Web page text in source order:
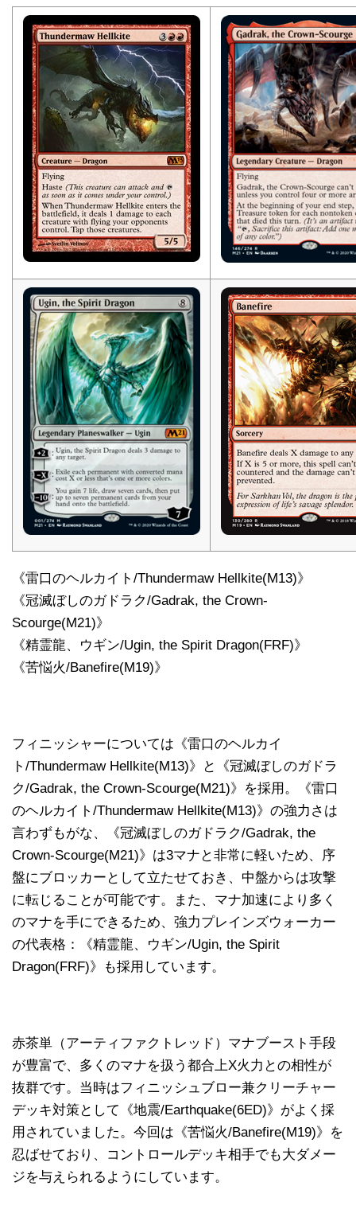
《雷口のヘルカイト/Thundermaw Hellkite(M13)》
《冠滅ぼしのガドラク/Gadrak, the Crown-
Scourge(M21)》
《精霊龍、ウギン/Ugin, the Spirit Dragon(FRF)》
《苦悩火/Banefire(M19)》
フィニッシャーについては《雷口のヘルカイ
ト/Thundermaw Hellkite(M13)》と《冠滅ぼしのガドラ
ク/Gadrak, the Crown-Scourge(M21)》を採用。《雷口
のヘルカイト/Thundermaw Hellkite(M13)》の強力さは
言わずもがな、《冠滅ぼしのガドラク/Gadrak, the
Crown-Scourge(M21)》は3マナと非常に軽いため、序
盤にブロッカーとして立たせておき、中盤からは攻撃
に転じることが可能です。また、マナ加速により多く
のマナを手にできるため、強力プレインズウォーカー
の代表格：《精霊龍、ウギン/Ugin, the Spirit
Dragon(FRF)》も採用しています。
赤茶単（アーティファクトレッド）マナブースト手段
が豊富で、多くのマナを扱う都合上X火力との相性が
抜群です。当時はフィニッシュブロー兼クリーチャー
デッキ対策として《地震/Earthquake(6ED)》がよく採
用されていました。今回は《苦悩火/Banefire(M19)》を
忍ばせており、コントロールデッキ相手でも大ダメー
ジを与えられるようにしています。